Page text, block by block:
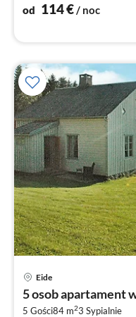
od 114€/ noc
Eide
5 osob apartament
5 Gości84 m23 Sypialnie